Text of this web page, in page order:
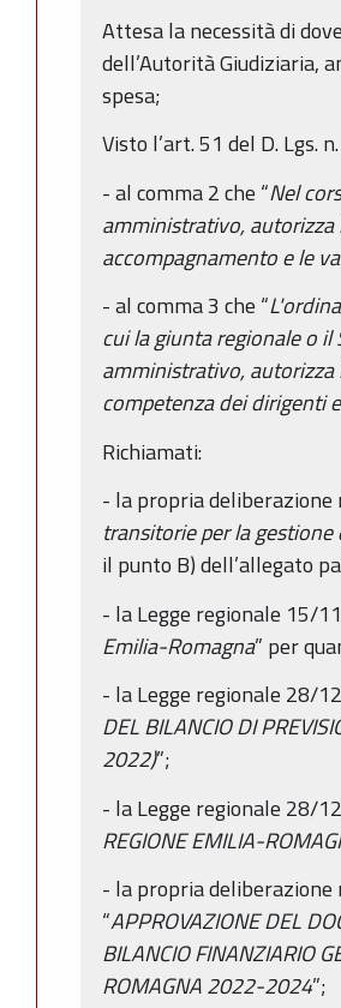
Attesa la necessità di
dell’Autorità Giudiziaria,
spesa;
Visto l’art. 51 del D. Lgs.
- al comma 2 che “Nel
amministrativo,
accompagnamento e le
- al comma 3 che “
cui la giunta regionale o
amministrativo,
competenza dei dirigenti
Richiamati:
- la propria
transitorie per la
il punto B) dell’allegato
- la Legge regionale 15/
Emilia-Romagna” per
- la Legge regionale 28/
DEL BILANCIO DI
2022)”;
- la Legge regionale 28/
REGIONE EMILIA-
- la propria
“APPROVAZIONE DEL
BILANCIO FINANZIARIO
ROMAGNA 2022-2024”;